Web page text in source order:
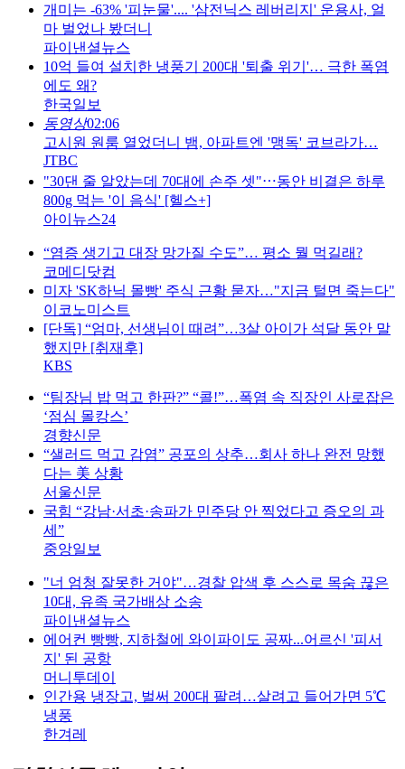
개미는 -63% '피눈물'.... '삼전닉스 레버리지' 운용사, 얼
마 벌었나 봤더니
파이낸셜뉴스
10억 들여 설치한 냉풍기 200대 '퇴출 위기'… 극한 폭염
에도 왜?
한국일보
동영상02:06
고시원 원룸 열었더니 뱀, 아파트엔 '맹독' 코브라가…
JTBC
"30댄 줄 알았는데 70대에 손주 셋"⋯동안 비결은 하루
800g 먹는 '이 음식' [헬스+]
아이뉴스24
“염증 생기고 대장 망가질 수도”… 평소 뭘 먹길래?
코메디닷컴
미자 'SK하닉 몰빵' 주식 근황 묻자…"지금 털면 죽는다"
이코노미스트
[단독] “엄마, 선생님이 때려”…3살 아이가 석달 동안 말
했지만 [취재후]
KBS
“팀장님 밥 먹고 한판?” “콜!”…폭염 속 직장인 사로잡은
‘점심 몰캉스’
경향신문
“샐러드 먹고 감염” 공포의 상추…회사 하나 완전 망했
다는 美 상황
서울신문
국힘 “강남·서초·송파가 민주당 안 찍었다고 증오의 과
세”
중앙일보
"너 엄청 잘못한 거야"…경찰 압색 후 스스로 목숨 끊은
10대, 유족 국가배상 소송
파이낸셜뉴스
에어컨 빵빵, 지하철에 와이파이도 공짜...어르신 '피서
지' 된 공항
머니투데이
인간용 냉장고, 벌써 200대 팔려…살려고 들어가면 5℃
냉풍
한겨레